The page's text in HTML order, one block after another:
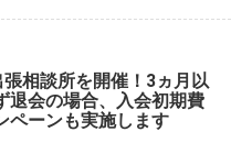
相談所を開催！3ヵ月以
退会の場合、入会初期費
ーンも実施します